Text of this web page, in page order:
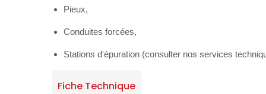
Pieux,
Conduites forcées,
Stations d'épuration (consulter nos services
Fiche Technique